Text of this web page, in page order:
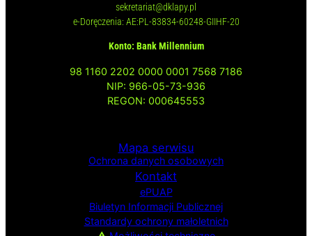
sekretariat@dklapy.pl
e-Doręczenia: AE:PL-83834-60248-GIIHF-20
Konto: Bank Millennium
98 1160 2202 0000 0001 7568 7186
NIP: 966-05-73-936
REGON: 000645553
Mapa serwisu
Ochrona danych osobowych
Kontakt
ePUAP
Biuletyn Informacji Publicznej
Standardy ochrony małoletnich